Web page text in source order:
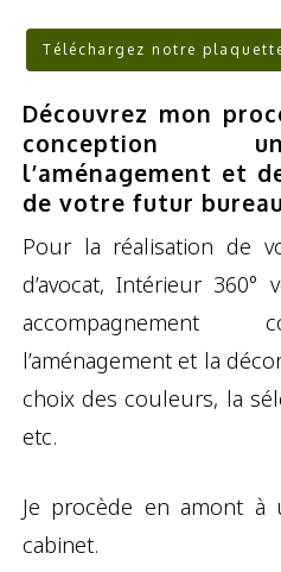
Téléchargez notre
Découvrez mon
conception
l’aménagement et
de votre futur
Pour la réalisation de
d’avocat, Intérieur 360°
l’aménagement et la
choix des couleurs, la
etc.
Je procède en amont
cabinet.